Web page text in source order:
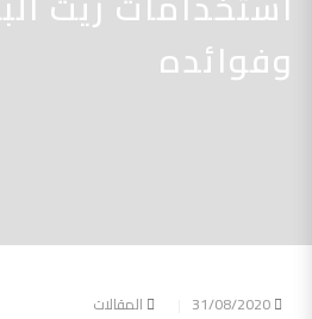
وفوائده
المقالات